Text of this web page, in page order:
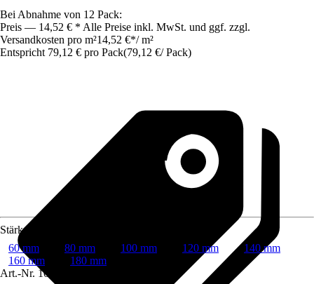
Bei Abnahme von 12 Pack:
Preis — 14,52 € * Alle Preise inkl. MwSt. und ggf. zzgl.
Versandkosten pro m²14,52 €*/ m²
Entspricht 79,12 € pro Pack(79,12 €/ Pack)
Stärke
60 mm
80 mm 100 mm 120 mm
140 mm
160 mm
180 mm
Art.-Nr. 10609894